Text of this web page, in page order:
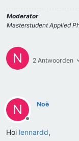
Moderator
Masterstudent Applied
N 2 Antwoorden
N
Offline
Noè
Hoi lennardd,